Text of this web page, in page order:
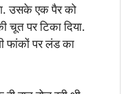
उसके एक पैर को
पर टिका दिया.
फांकों पर लंड का